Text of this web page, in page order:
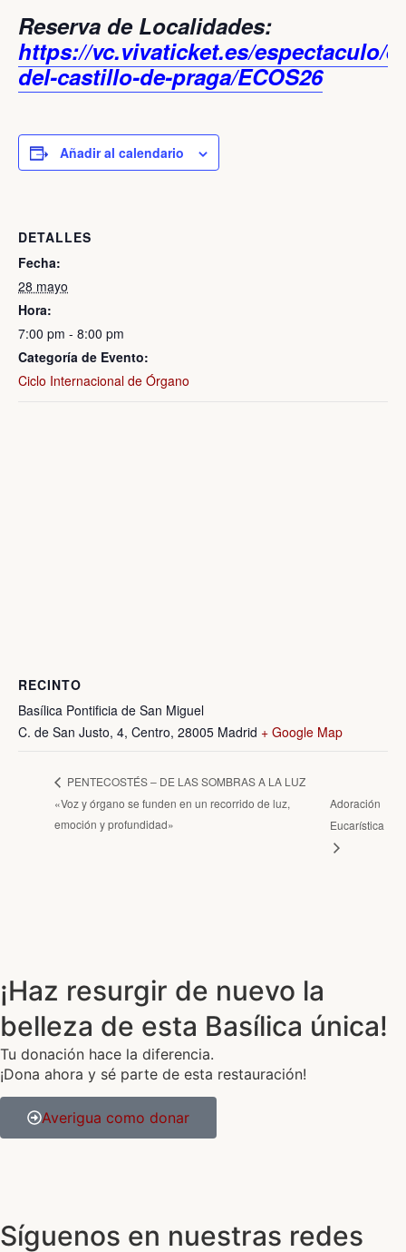
Reserva de Localidades:
https://vc.vivaticket.es/espectaculo/
del-castillo-de-praga/ECOS26
Añadir al calendario
DETALLES
Fecha:
28 mayo
Hora:
7:00 pm - 8:00 pm
Categoría de Evento:
Ciclo Internacional de Órgano
RECINTO
Basílica Pontificia de San Miguel
C. de San Justo, 4, Centro, 28005 Madrid + Google Map
PENTECOSTÉS – DE LAS SOMBRAS A LA LUZ
«Voz y órgano se funden en un recorrido de luz,
emoción y profundidad»
Adoración
Eucarística
¡Haz resurgir de nuevo la
belleza de esta Basílica única!
Tu donación hace la diferencia.
¡Dona ahora y sé parte de esta restauración!
Averigua como donar
Síguenos en nuestras redes